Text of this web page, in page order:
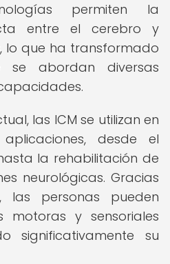
permiten la
entre el cerebro y
lo que ha transformado
abordan diversas
las ICM se utilizan en
desde el
la rehabilitación de
neurológicas. Gracias
las personas pueden
motoras y sensoriales
significativamente su